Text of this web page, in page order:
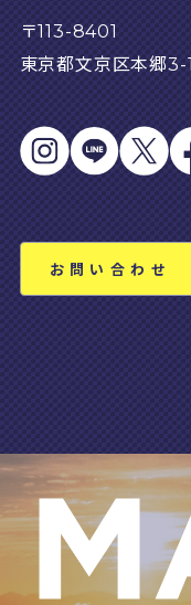
〒113-8401
東京都文京区本郷
お問い合わせ